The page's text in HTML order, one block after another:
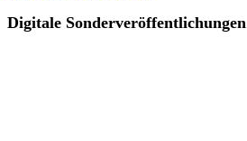
Digitale Sonderveröffentlichungen